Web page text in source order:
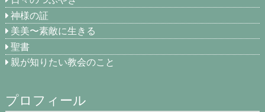
神様の証
美美〜素敵に生きる
聖書
親が知りたい教会のこと
プロフィール